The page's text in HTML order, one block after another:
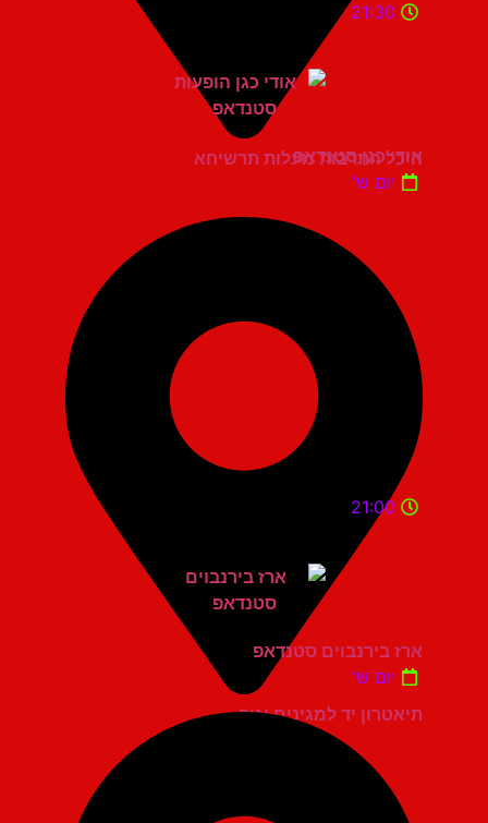
היכל התרבות מעלות תרשיחא
21:30
אודי כגן סטנדאפ
יום ש'
תיאטרון יד למגינים יגור
21:00
ארז בירנבוים סטנדאפ
יום ש'